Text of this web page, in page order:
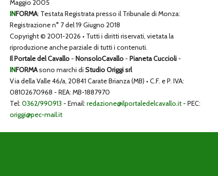
Maggio 2005
INFORMA: Testata Registrata presso il Tribunale di Monza:
Registrazione n° 7 del 19 Giugno 2018
Copyright © 2001-2026 • Tutti i diritti riservati, vietata la
riproduzione anche parziale di tutti i contenuti.
Il Portale del Cavallo - NonsoloCavallo - Pianeta Cuccioli -
INFORMAsono marchi di Studio Origgi srl
Via della Valle 46/a, 20841 Carate Brianza (MB) • C.F. e P. IVA:
08102670968 - REA: MB-1887970
Tel: 0362/990913 - Email: redazione@ilportaledelcavallo.it - PEC:
origgi@pec-mail.it